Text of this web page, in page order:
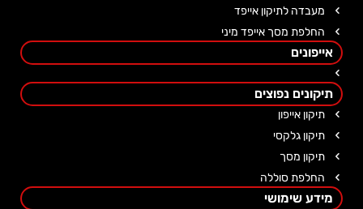
מעבדה לתיקון אייפד
החלפת מסך אייפד מיני
אייפונים
תיקונים נפוצים
תיקון אייפון
תיקון גלקסי
תיקון מסך
החלפת סוללה
מידע שימושי